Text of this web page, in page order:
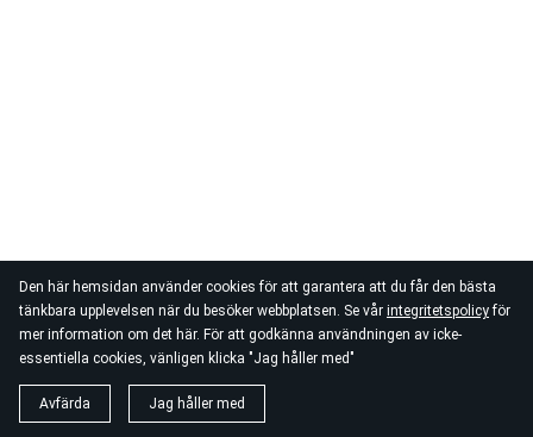
Den här hemsidan använder cookies för att garantera att du får den bästa
tänkbara upplevelsen när du besöker webbplatsen. Se vår integritetspolicyför
mer information om det här. För att godkänna användningen av icke-
essentiella cookies, vänligen klicka "Jag håller med"
Avfärda Jag håller med